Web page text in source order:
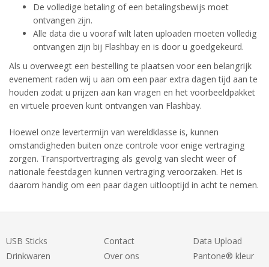
De volledige betaling of een betalingsbewijs moet
ontvangen zijn.
Alle data die u vooraf wilt laten uploaden moeten volledig
ontvangen zijn bij Flashbay en is door u goedgekeurd.
Als u overweegt een bestelling te plaatsen voor een belangrijk
evenement raden wij u aan om een paar extra dagen tijd aan te
houden zodat u prijzen aan kan vragen en het voorbeeldpakket
en virtuele proeven kunt ontvangen van Flashbay.
Hoewel onze levertermijn van wereldklasse is, kunnen
omstandigheden buiten onze controle voor enige vertraging
zorgen. Transportvertraging als gevolg van slecht weer of
nationale feestdagen kunnen vertraging veroorzaken. Het is
daarom handig om een paar dagen uitlooptijd in acht te nemen.
USB Sticks
Drinkwaren
Contact
Over ons
Data Upload
Pantone® kleur